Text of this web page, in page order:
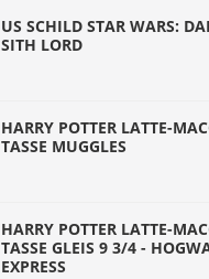
US SCHILD STAR WARS:
SITH LORD
HARRY POTTER LATTE-
TASSE MUGGLES
HARRY POTTER LATTE-
TASSE GLEIS 9 3/4 -
EXPRESS